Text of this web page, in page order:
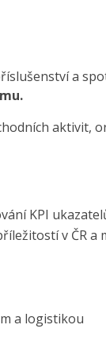
a
aktivit,
KPI
v ČR a
a logistikou